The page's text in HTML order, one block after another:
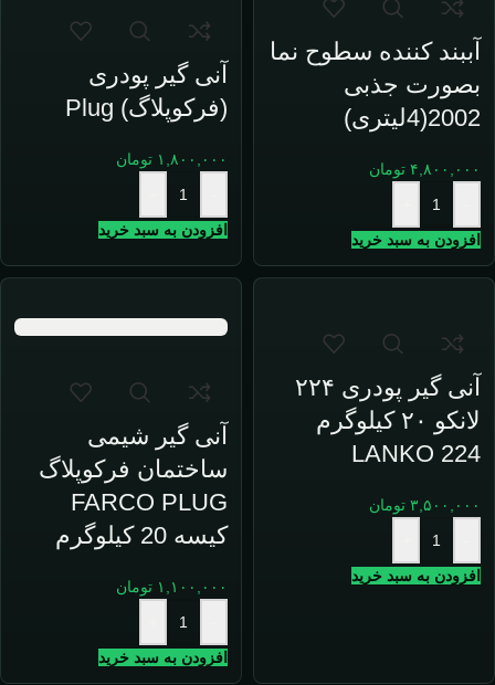
آببند کننده سطوح نما
بصورت جذبی
2002(4لیتری)
۴,۸۰۰,۰۰۰ تومان
افزودن به سبد خرید
آنی گیر پودری
(فرکوپلاگ) Plug
۱,۸۰۰,۰۰۰ تومان
افزودن به سبد خرید
آنی گیر پودری ۲۲۴
لانکو ۲۰ کیلوگرم
LANKO 224
۳,۵۰۰,۰۰۰ تومان
افزودن به سبد خرید
آنی گیر شیمی
ساختمان فرکوپلاگ
FARCO PLUG
کیسه 20 کیلوگرم
۱,۱۰۰,۰۰۰ تومان
افزودن به سبد خرید